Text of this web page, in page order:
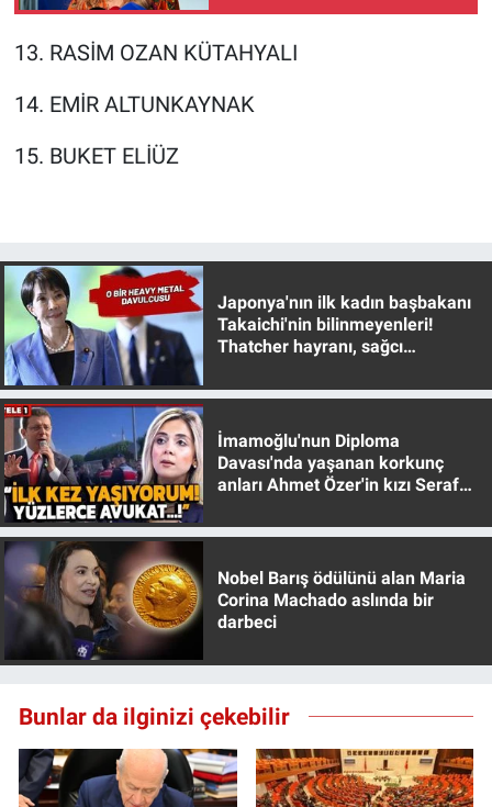
13. RASİM OZAN KÜTAHYALI
14. EMİR ALTUNKAYNAK
15. BUKET ELİÜZ
Japonya'nın ilk kadın başbakanı
Takaichi'nin bilinmeyenleri!
Thatcher hayranı, sağcı
İmamoğlu'nun Diploma
Davası'nda yaşanan korkunç
anları Ahmet Özer'in kızı Seraf
Nobel Barış ödülünü alan Maria
Corina Machado aslında bir
darbeci
Bunlar da ilginizi çekebilir